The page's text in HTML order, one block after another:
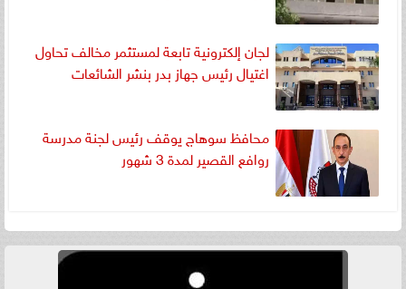
لجان إلكترونية تابعة لمستثمر مخالف تحاول
اغتيال رئيس جهاز بدر بنشر الشائعات
محافظ سوهاج يوقف رئيس لجنة مدرسة
روافع القصير لمدة 3 شهور